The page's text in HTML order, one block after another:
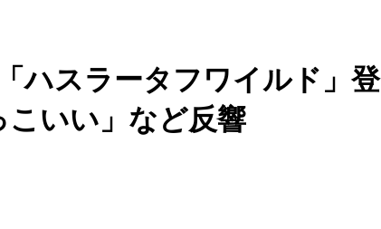
ハスラータフワイルド」登
いい」など反響